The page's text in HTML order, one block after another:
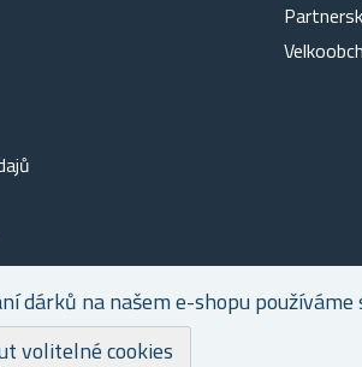
dárků na našem e-shopu
volitelné cookies